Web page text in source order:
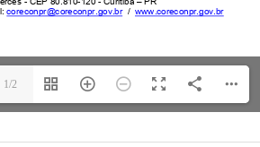
1/2